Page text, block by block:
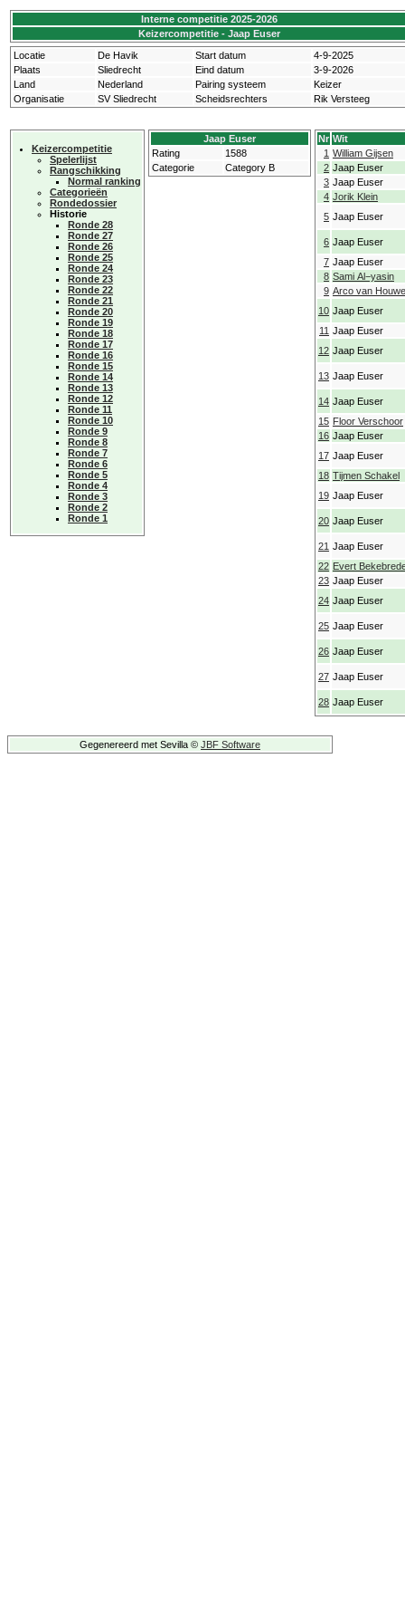
Interne competitie 2025-2026
Keizercompetitie - Jaap Euser
Locatie
De Havik Start datum
4-9-2025
Plaats
Sliedrecht Eind datum
3-9-2026
Land
Nederland Pairing systeem
Keizer
Organisatie
SV Sliedrecht Scheidsrechters Rik Versteeg
Keizercompetitie
Spelerlijst
Rangschikking
Normal ranking
Categorieën
Rondedossier
Historie
Ronde 28
Ronde 27
Ronde 26
Ronde 25
Ronde 24
Ronde 23
Ronde 22
Ronde 21
Ronde 20
Ronde 19
Ronde 18
Ronde 17
Ronde 16
Ronde 15
Ronde 14
Ronde 13
Ronde 12
Ronde 11
Ronde 10
Ronde 9
Ronde 8
Ronde 7
Ronde 6
Ronde 5
Ronde 4
Ronde 3
Ronde 2
Ronde 1
Jaap Euser
Rating
1588
Categorie
Category B
Nr Wit
1 William Gijsen
2 Jaap Euser
3 Jaap Euser
4 Jorik Klein
5 Jaap Euser
6 Jaap Euser
7 Jaap Euser
8 Sami Al−yasin
9 Arco van
10 Jaap Euser
11 Jaap Euser
12 Jaap Euser
13 Jaap Euser
14 Jaap Euser
15 Floor Verschoor
16 Jaap Euser
17 Jaap Euser
18 Tijmen Schakel
19 Jaap Euser
20 Jaap Euser
21 Jaap Euser
22 Evert
23 Jaap Euser
24 Jaap Euser
25 Jaap Euser
26 Jaap Euser
27 Jaap Euser
28 Jaap Euser
Gegenereerd met Sevilla © JBF Software